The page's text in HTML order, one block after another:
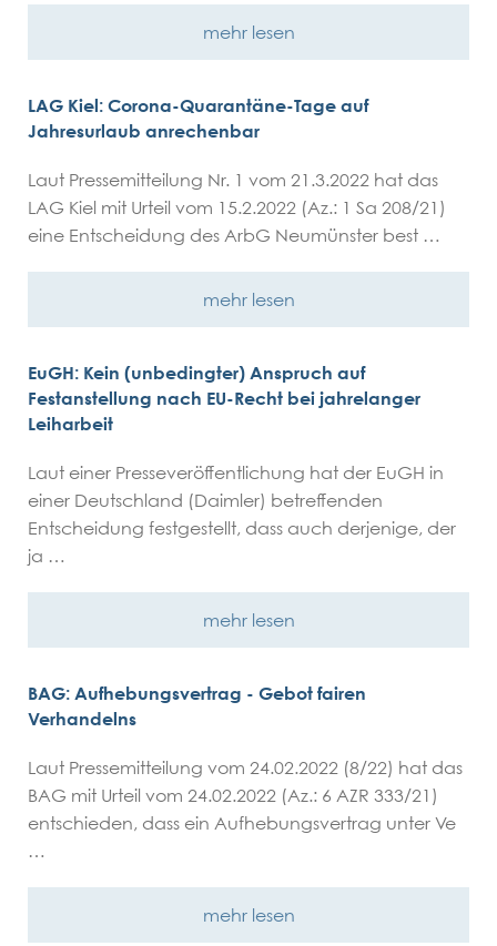
mehr lesen
LAG Kiel: Corona-Quarantäne-Tage auf
Jahresurlaub anrechenbar
Laut Pressemitteilung Nr. 1 vom 21.3.2022 hat das
LAG Kiel mit Urteil vom 15.2.2022 (Az.: 1 Sa 208/21)
eine Entscheidung des ArbG Neumünster best …
mehr lesen
EuGH: Kein (unbedingter) Anspruch auf
Festanstellung nach EU-Recht bei jahrelanger
Leiharbeit
Laut einer Presseveröffentlichung hat der EuGH in
einer Deutschland (Daimler) betreffenden
Entscheidung festgestellt, dass auch derjenige, der
ja …
mehr lesen
BAG: Aufhebungsvertrag - Gebot fairen
Verhandelns
Laut Pressemitteilung vom 24.02.2022 (8/22) hat das
BAG mit Urteil vom 24.02.2022 (Az.: 6 AZR 333/21)
entschieden, dass ein Aufhebungsvertrag unter Ve
…
mehr lesen